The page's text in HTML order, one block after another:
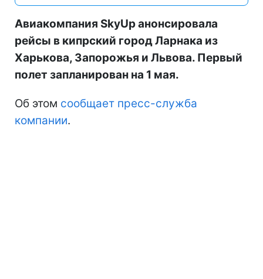
Авиакомпания SkyUp анонсировала
рейсы в кипрский город Ларнака из
Харькова, Запорожья и Львова. Первый
полет запланирован на 1 мая.
Об этом сообщает пресс-служба
компании.